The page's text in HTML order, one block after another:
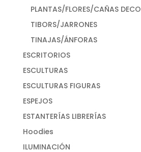
PLANTAS/FLORES/CAÑAS
TIBORS/JARRONES
TINAJAS/ÁNFORAS
ESCRITORIOS
ESCULTURAS
ESCULTURAS FIGURAS
ESPEJOS
ESTANTERÍAS LIBRERÍAS
Hoodies
ILUMINACIÓN